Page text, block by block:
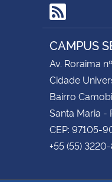
RSS
CAMPUS
Av. Roraima
Cidade
Bairro Camobi
Santa Maria -
CEP: 97105-
+55 (55)